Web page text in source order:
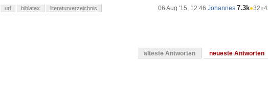
06 Aug '15, 12:46 Johannes 7.3k●32●
url biblatex literaturverzeichnis
älteste Antworten neueste Antworten